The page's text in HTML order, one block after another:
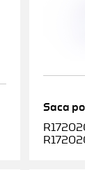
Saca